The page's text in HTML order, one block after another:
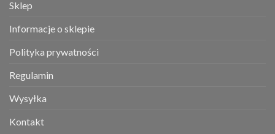
Sklep
Informacje o sklepie
Polityka prywatności
Regulamin
Wysyłka
Kontakt